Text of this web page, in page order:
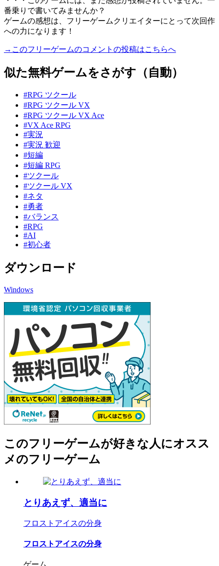
番乗りで書いてみませんか？
ゲームの感想は、フリーゲームクリエイターにとって次回作
への力になります！
→このフリーゲームのコメントの投稿はこちらへ
似た無料ゲームをさがす（自動）
#RPG ツクール
#RPG ツクール VX
#RPG ツクール VX Ace
#VX Ace RPG
#実況
#実況 歓迎
#短編
#短編 RPG
#ツクール
#ツクール VX
#ネタ
#勇者
#バランス
#RPG
#AI
#初心者
ダウンロード
Windows
このフリーゲームが好きな人にオスス
メのフリーゲーム
とりあえず、適当に
フロストアイスの分身
フロストアイスの分身